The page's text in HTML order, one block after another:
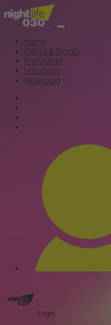
Home
Partys & Events
Partybilder
Locations
Newsblog
Login